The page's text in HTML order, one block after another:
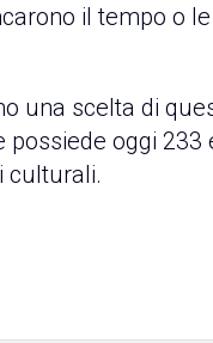
il tempo o
una scelta di
possiede oggi
culturali.